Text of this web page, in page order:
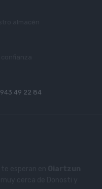
943 49 22 84